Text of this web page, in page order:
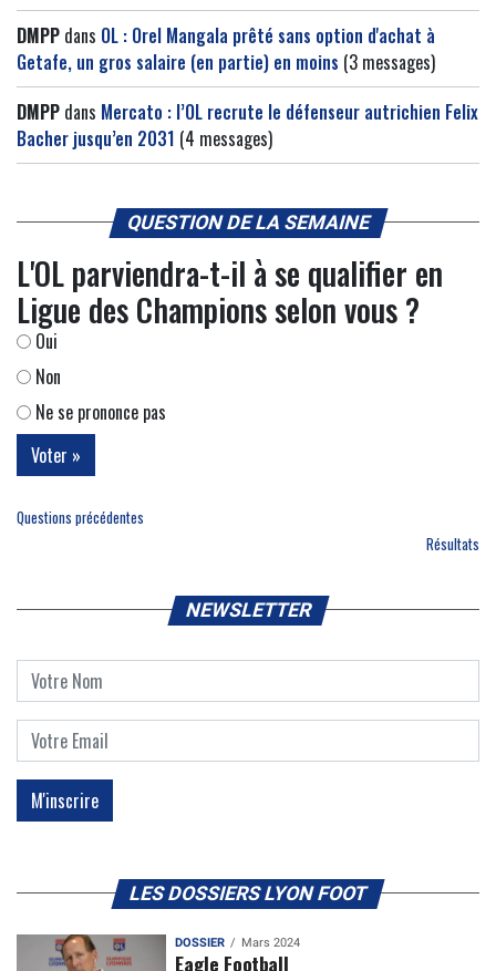
DMPP dans OL : Orel Mangala prêté sans option d'achat à
Getafe, un gros salaire (en partie) en moins (3 messages)
DMPP dans Mercato : l’OL recrute le défenseur autrichien Felix
Bacher jusqu’en 2031 (4 messages)
QUESTION DE LA SEMAINE
L'OL parviendra-t-il à se qualifier en
Ligue des Champions selon vous ?
Oui
Non
Ne se prononce pas
Questions précédentes
Résultats
NEWSLETTER
LES DOSSIERS LYON FOOT
DOSSIER Mars 2024
Eagle Football